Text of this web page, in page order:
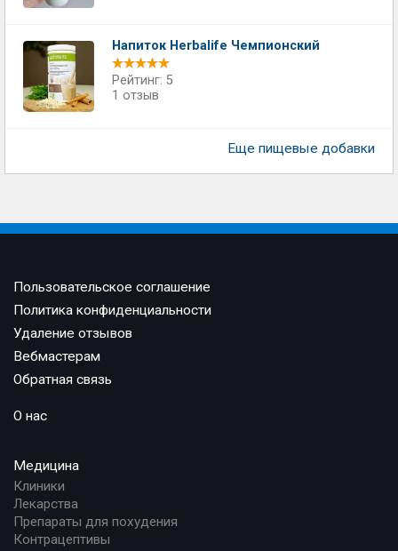
Напиток Herbalife Чемпионский
Рейтинг: 5
1 отзыв
Еще пищевые добавки
Пользовательское соглашение
Политика конфиденциальности
Удаление отзывов
Вебмастерам
Обратная связь
О нас
Медицина
Клиники
Лекарства
Препараты для похудения
Контрацептивы